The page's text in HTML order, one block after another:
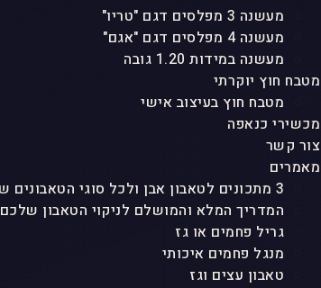
מעשנה 3 מפלסים דגם "טריו"
מעשנה 4 מפלסים דגם "אגם"
מעשנה במידות 1.20 גובה
מטבח חוץ יוקרתי
מטבח חוץ בעיצוב אישי
מכשירי כנאפה
צור קשר
מאמרים
3 מתכונים לטאבון אבן ולכל סוגי הטאבונים שמטריפים את כולם
המדריך המלא והמושלם לניקוי הטאבון שלכם
גריל פחמים או גז
מנגל פחמים איכותי
טאבון עצים וגז